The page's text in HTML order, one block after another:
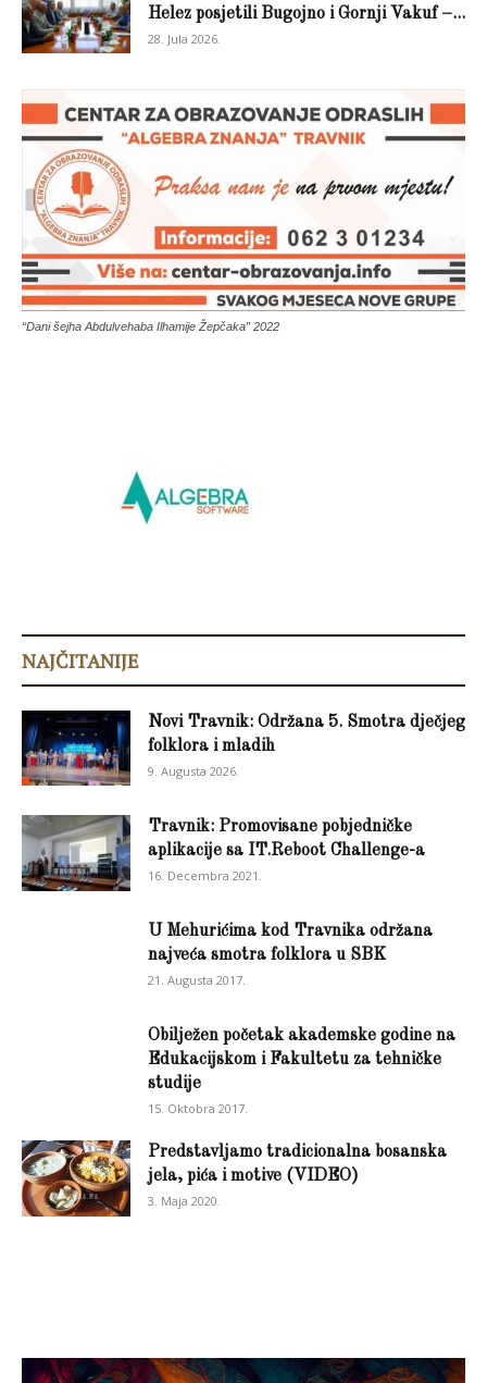
Helez posjetili Bugojno i Gornji Vakuf –...
28. Jula 2026.
“Dani šejha Abdulvehaba Ilhamije Žepčaka” 2022
NAJČITANIJE
Novi Travnik: Održana 5. Smotra dječjeg
folklora i mladih
9. Augusta 2026.
Travnik: Promovisane pobjedničke
aplikacije sa IT.Reboot Challenge-a
16. Decembra 2021.
U Mehurićima kod Travnika održana
najveća smotra folklora u SBK
21. Augusta 2017.
Obilježen početak akademske godine na
Edukacijskom i Fakultetu za tehničke
studije
15. Oktobra 2017.
Predstavljamo tradicionalna bosanska
jela, pića i motive (VIDEO)
3. Maja 2020.